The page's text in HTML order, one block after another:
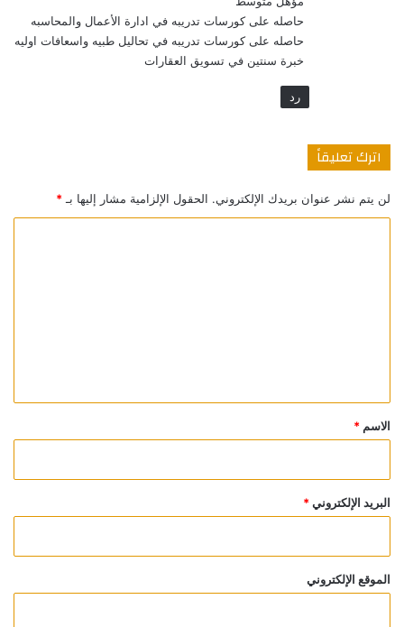
حاصله على كورسات تدريبه في ادارة الأعمال والمحاسبه
حاصله على كورسات تدريبه في تحاليل طبيه واسعافات اوليه
خبرة سنتين في تسويق العقارات
رد
اترك تعليقاً
لن يتم نشر عنوان بريدك الإلكتروني. الحقول الإلزامية مشار إليها بـ *
*
الاسم *
البريد الإلكتروني*
الموقع الإلكتروني